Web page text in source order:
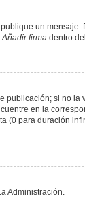
un mensaje.
Añadir firma dentro
publicación; si no
en la
(0 para duración
Administración.